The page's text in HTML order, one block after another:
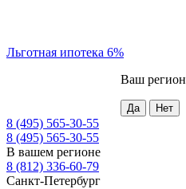
Льготная ипотека 6%
Ваш регион
8 (495) 565-30-55
8 (495) 565-30-55
В вашем регионе
8 (812) 336-60-79
Санкт-Петербург